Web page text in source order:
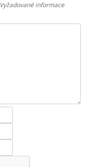
Vyžadované informace